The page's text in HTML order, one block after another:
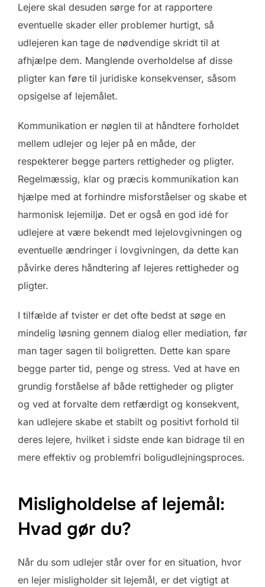
Lejere skal desuden sørge for at rapportere
eventuelle skader eller problemer hurtigt, så
udlejeren kan tage de nødvendige skridt til at
afhjælpe dem. Manglende overholdelse af disse
pligter kan føre til juridiske konsekvenser, såsom
opsigelse af lejemålet.
Kommunikation er nøglen til at håndtere forholdet
mellem udlejer og lejer på en måde, der
respekterer begge parters rettigheder og pligter.
Regelmæssig, klar og præcis kommunikation kan
hjælpe med at forhindre misforståelser og skabe et
harmonisk lejemiljø. Det er også en god idé for
udlejere at være bekendt med lejelovgivningen og
eventuelle ændringer i lovgivningen, da dette kan
påvirke deres håndtering af lejeres rettigheder og
pligter.
I tilfælde af tvister er det ofte bedst at søge en
mindelig løsning gennem dialog eller mediation, før
man tager sagen til boligretten. Dette kan spare
begge parter tid, penge og stress. Ved at have en
grundig forståelse af både rettigheder og pligter
og ved at forvalte dem retfærdigt og konsekvent,
kan udlejere skabe et stabilt og positivt forhold til
deres lejere, hvilket i sidste ende kan bidrage til en
mere effektiv og problemfri boligudlejningsproces.
Misligholdelse af lejemål:
Hvad gør du?
Når du som udlejer står over for en situation, hvor
en lejer misligholder sit lejemål, er det vigtigt at